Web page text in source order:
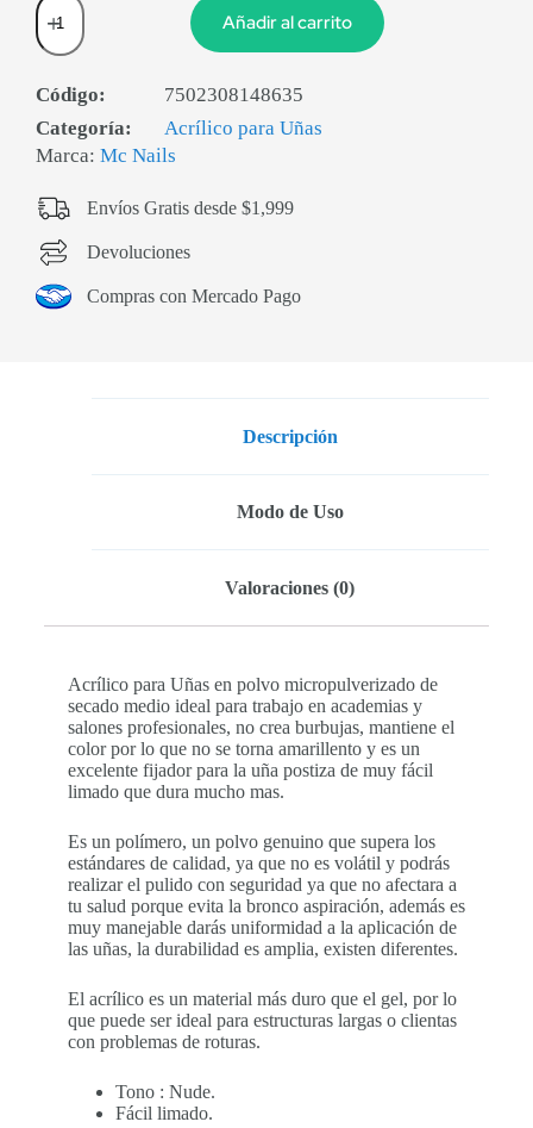
Añadir al carrito
Código:
7502308148635
Categoría:
Acrílico para Uñas
Marca: Mc Nails
Envíos Gratis desde $1,999
Devoluciones
Compras con Mercado Pago
Descripción
Modo de Uso
Valoraciones (0)
Acrílico para Uñas en polvo micropulverizado de
secado medio ideal para trabajo en academias y
salones profesionales, no crea burbujas, mantiene el
color por lo que no se torna amarillento y es un
excelente fijador para la uña postiza de muy fácil
limado que dura mucho mas.
Es un polímero, un polvo genuino que supera los
estándares de calidad, ya que no es volátil y podrás
realizar el pulido con seguridad ya que no afectara a
tu salud porque evita la bronco aspiración, además es
muy manejable darás uniformidad a la aplicación de
las uñas, la durabilidad es amplia, existen diferentes.
El acrílico es un material más duro que el gel, por lo
que puede ser ideal para estructuras largas o clientas
con problemas de roturas.
Tono : Nude.
Fácil limado.